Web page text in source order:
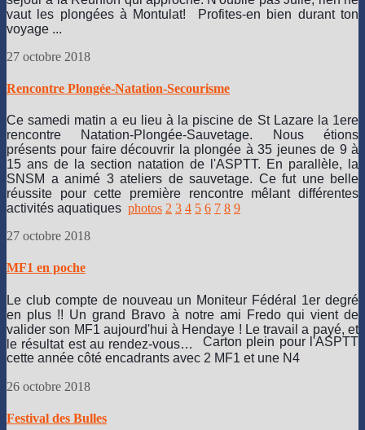
vaut les plongées à Montulat! Profites-en bien durant ton
voyage ...
27 octobre 2018
Rencontre Plongée-Natation-Secourisme
Ce samedi matin a eu lieu à la piscine de St Lazare la 1ere
rencontre Natation-Plongée-Sauvetage. Nous étions
présents pour faire découvrir la plongée à 35 jeunes de 9 à
15 ans de la section natation de l'ASPTT. En parallèle, la
SNSM a animé 3 ateliers de sauvetage. Ce fut une belle
réussite pour cette première rencontre mêlant différentes
activités aquatiques photos 2 3 4 5 6 7 8 9
27 octobre 2018
MF1 en poche
Le club compte de nouveau un Moniteur Fédéral 1er degré
en plus !! Un grand Bravo à notre ami Fredo qui vient de
valider son MF1 aujourd'hui à Hendaye ! Le travail a payé, et
le résultat est au rendez-vous…
Carton plein pour l'ASPTT
cette année côté encadrants avec 2 MF1 et une N4
26 octobre 2018
Festival des Bulles